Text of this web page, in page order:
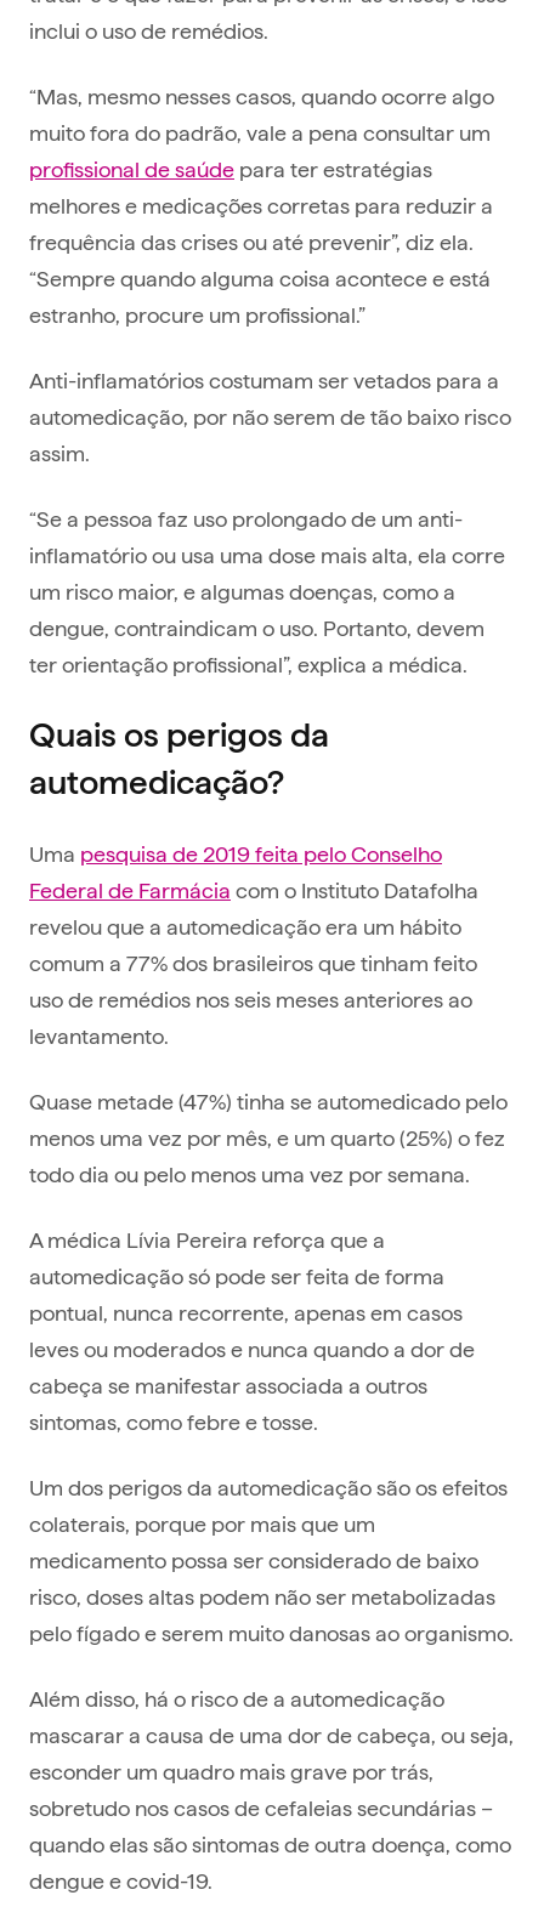
inclui o uso de remédios.
“Mas, mesmo nesses casos, quando ocorre algo
muito fora do padrão, vale a pena consultar um
profissional de saúde para ter estratégias
melhores e medicações corretas para reduzir a
frequência das crises ou até prevenir”, diz ela.
“Sempre quando alguma coisa acontece e está
estranho, procure um profissional.”
Anti-inflamatórios costumam ser vetados para a
automedicação, por não serem de tão baixo risco
assim.
“Se a pessoa faz uso prolongado de um anti-
inflamatório ou usa uma dose mais alta, ela corre
um risco maior, e algumas doenças, como a
dengue, contraindicam o uso. Portanto, devem
ter orientação profissional”, explica a médica.
Quais os perigos da
automedicação?
Uma pesquisa de 2019 feita pelo Conselho
Federal de Farmácia com o Instituto Datafolha
revelou que a automedicação era um hábito
comum a 77% dos brasileiros que tinham feito
uso de remédios nos seis meses anteriores ao
levantamento.
Quase metade (47%) tinha se automedicado pelo
menos uma vez por mês, e um quarto (25%) o fez
todo dia ou pelo menos uma vez por semana.
A médica Lívia Pereira reforça que a
automedicação só pode ser feita de forma
pontual, nunca recorrente, apenas em casos
leves ou moderados e nunca quando a dor de
cabeça se manifestar associada a outros
sintomas, como febre e tosse.
Um dos perigos da automedicação são os efeitos
colaterais, porque por mais que um
medicamento possa ser considerado de baixo
risco, doses altas podem não ser metabolizadas
pelo fígado e serem muito danosas ao organismo.
Além disso, há o risco de a automedicação
mascarar a causa de uma dor de cabeça, ou seja,
esconder um quadro mais grave por trás,
sobretudo nos casos de cefaleias secundárias –
quando elas são sintomas de outra doença, como
dengue e covid-19.